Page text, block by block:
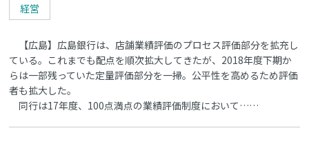
経営
【広島】広島銀行は、店舗業績評価のプロセス評価部分を拡充し
ている。これまでも配点を順次拡大してきたが、2018年度下期か
らは一部残っていた定量評価部分を一掃。公平性を高めるため評価
者も拡大した。
同行は17年度、100点満点の業績評価制度において……